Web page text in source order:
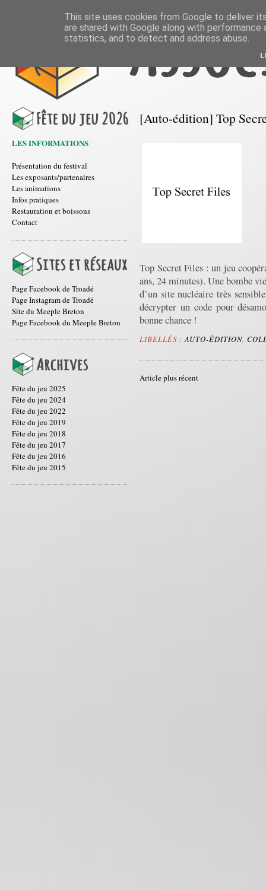
LES INFORMATIONS
Présentation du festival
Les exposants/partenaires
Les animations
Infos pratiques
Restauration et boissons
Contact
Page Facebook de Troadé
Page Instagram de Troadé
Site du Meeple Breton
Page Facebook du Meeple Breton
Fête du jeu 2025
Fête du jeu 2024
Fête du jeu 2022
Fête du jeu 2019
Fête du jeu 2018
Fête du jeu 2017
Fête du jeu 2016
Fête du jeu 2015
[Auto-édition] Top
Top Secret Files : un jeu
ans, 24 minutes). Une bombe
d’un site nucléaire très
décrypter un code pour
bonne chance !
LIBELLÉS :AUTO-ÉDITION,
Article plus récent
This site uses cookies from Google to deliver
are shared with Google along with
statistics, and to detect and address abuse.